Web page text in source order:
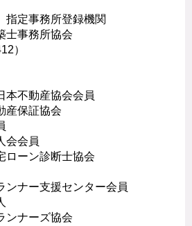
定事務所登録機関
士事務所協会
）
本不動産協会会員
産保証協会
会会員
ローン診断士協会
ンナー支援センター会員
ンナーズ協会